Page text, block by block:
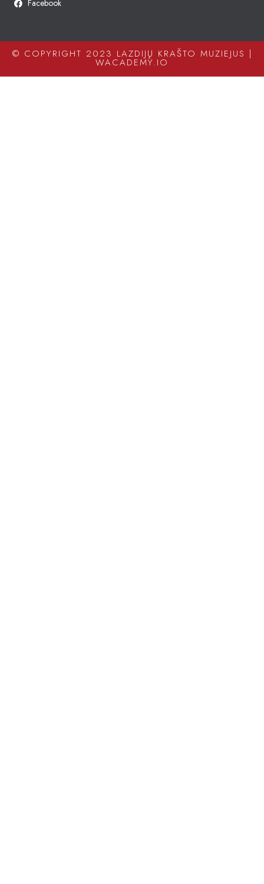
Facebook
© COPYRIGHT 2023 LAZDIJŲ KRAŠTO MUZIEJUS |
WACADEMY.IO